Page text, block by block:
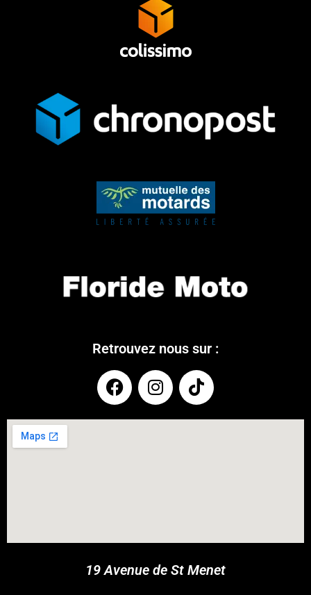
Retrouvez nous sur :
19 Avenue de St Menet